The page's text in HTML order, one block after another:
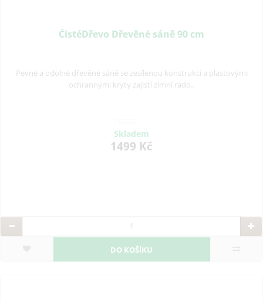
ČistéDřevo Dřevěné sáně 90 cm
Pevné a odolné dřevěné sáně se zesílenou konstrukcí a plastovými
ochrannými kryty zajistí zimní rado..
Skladem
1499 Kč
DO KOŠÍKU